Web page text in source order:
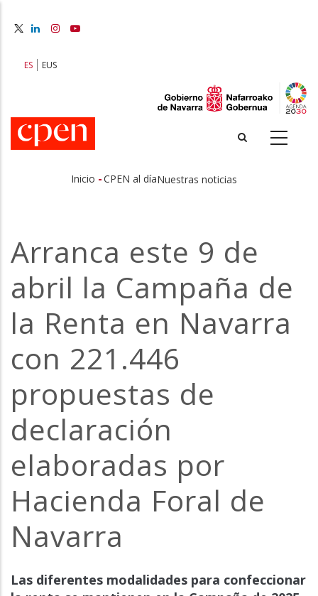
principal
ES EUS
de
ayuda
la
navegación
Inicio -CPEN al díaNuestras noticias
Arranca este 9 de
abril la Campaña de
la Renta en Navarra
con 221.446
propuestas de
declaración
elaboradas por
Hacienda Foral de
Navarra
Las diferentes modalidades para confeccionar